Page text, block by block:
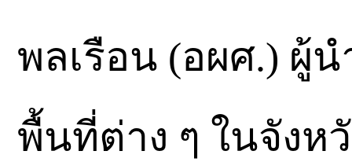
พลเรือน (อผศ.) ผู้
พื้นที่ต่าง ๆ ในจังห